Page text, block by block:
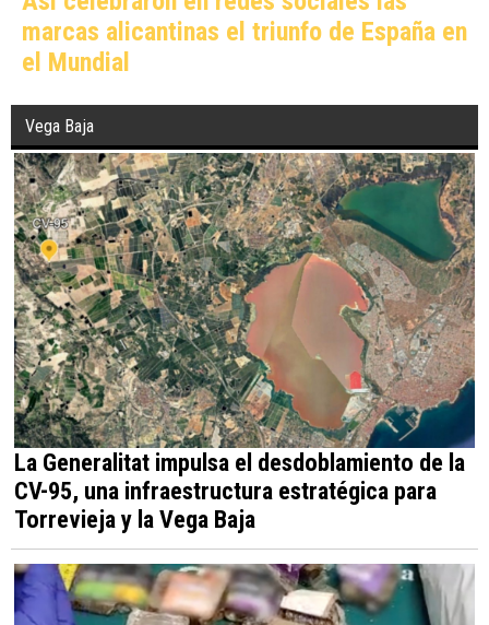
marcas alicantinas el triunfo de España en
el Mundial
Vega Baja
La Generalitat impulsa el desdoblamiento de la
CV-95, una infraestructura estratégica para
Torrevieja y la Vega Baja